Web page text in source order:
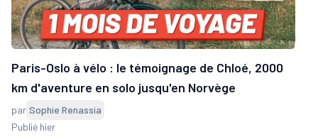
Paris-Oslo à vélo : le témoignage de Chloé, 2000
km d'aventure en solo jusqu'en Norvège
par Sophie Renassia
Publié hier